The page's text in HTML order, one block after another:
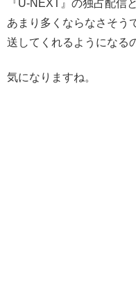
『U-NEXT』の独占配信
あまり多くならなさそう
送してくれるようになる
気になりますね。